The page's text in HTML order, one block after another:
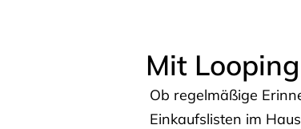
Mit
Ob regelmäßige
Einkaufslisten im